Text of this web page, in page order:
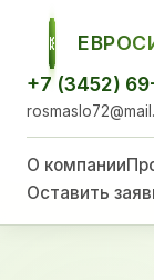
ЕСТ
+7 (3452)
О компании
Оставить